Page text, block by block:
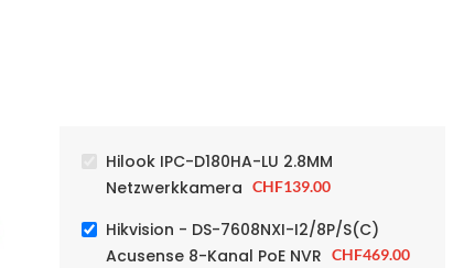
Hilook IPC-D180HA-LU 2.8MM
Netzwerkkamera CHF139.00
Hikvision - DS-7608NXI-I2/8P/S(C)
Acusense 8-Kanal PoE NVR CHF469.00